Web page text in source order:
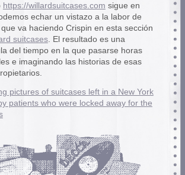
https://willardsuitcases.com sigue en
echar un vistazo a la labor de
va haciendo Crispin en esta sección
suitcases. El resultado es una
del tiempo en la que pasarse horas
e imaginando las historias de esas
pictures of suitcases left in a New York
patients who were locked away for the